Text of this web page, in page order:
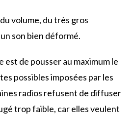
volume, du très gros
son bien déformé.
est de pousser au maximum le
possibles imposées par les
radios refusent de diffuser
trop faible, car elles veulent